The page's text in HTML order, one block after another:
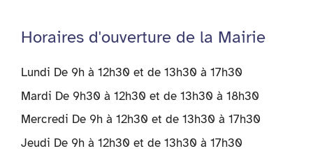
Horaires d'ouverture de la Mairie
Lundi De 9h à 12h30 et de 13h30 à 17h30
Mardi De 9h30 à 12h30 et de 13h30 à 18h30
Mercredi De 9h à 12h30 et de 13h30 à 17h30
Jeudi De 9h à 12h30 et de 13h30 à 17h30